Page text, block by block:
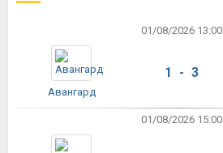
01/08/2026 13:00
Авангард
1 - 3
01/08/2026 15:00